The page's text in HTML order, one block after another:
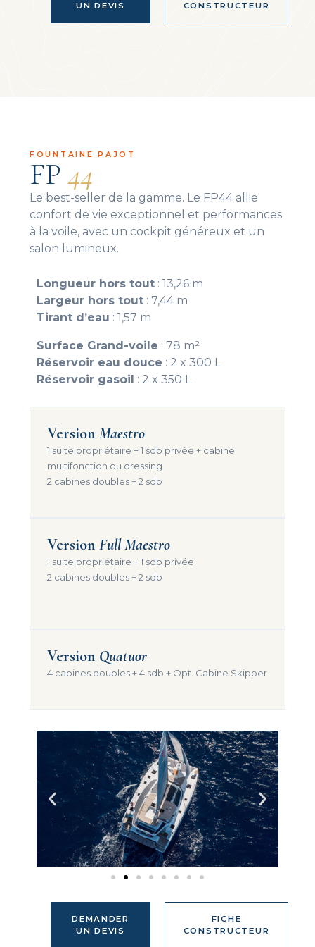
UN DEVIS
CONSTRUCTEUR
DEMANDER
UN DEVIS
FICHE
CONSTRUCTEUR
FOUNTAINE PAJOT
FP44
Le best-seller de la gamme. Le FP44 allie
confort de vie exceptionnel et performances
à la voile, avec un cockpit généreux et un
salon lumineux.
Longueur hors tout : 13,26 m
Largeur hors tout : 7,44 m
Tirant d’eau : 1,57 m
Surface Grand-voile : 78 m²
Réservoir eau douce : 2 x 300 L
Réservoir gasoil : 2 x 350 L
Version Maestro
1 suite propriétaire + 1 sdb privée + cabine
multifonction ou dressing
2 cabines doubles + 2 sdb
Version Full Maestro
1 suite propriétaire + 1 sdb privée
2 cabines doubles + 2 sdb
Version Quatuor
4 cabines doubles + 4 sdb + Opt. Cabine Skipper